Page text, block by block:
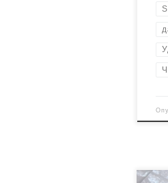
На